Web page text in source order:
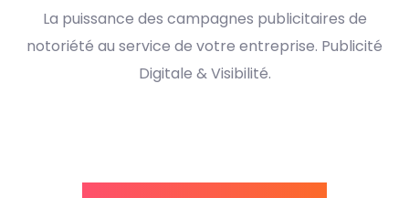
La puissance des campagnes publicitaires de
notoriété au service de votre entreprise. Publicité
Digitale & Visibilité.